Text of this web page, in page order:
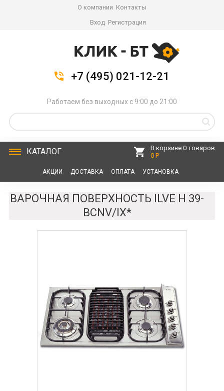
О компании Контакты
Вход Регистрация
+7 (495) 021-12-21
Работаем без выходных с 9:00 до 21:00
КАТАЛОГ
В корзине 0 товаров
0 Р
АКЦИИ ДОСТАВКА ОПЛАТА УСТАНОВКА
ВАРОЧНАЯ ПОВЕРХНОСТЬ ILVE H 39-
BCNV/IX*